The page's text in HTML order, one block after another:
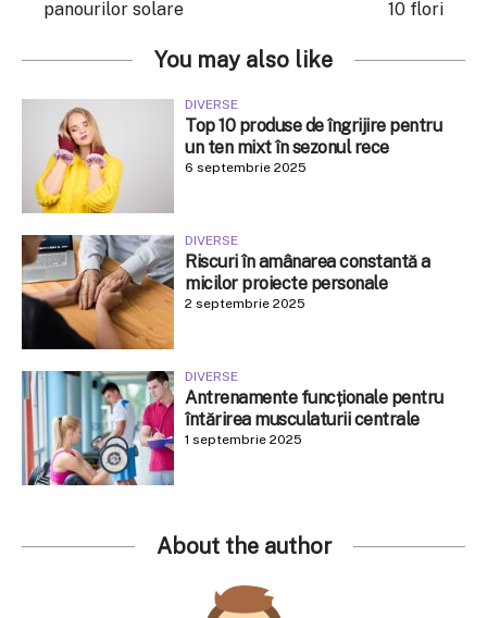
panourilor solare 10 flori
You may also like
DIVERSE
Top 10 produse de îngrijire pentru
un ten mixt în sezonul rece
6 septembrie 2025
DIVERSE
Riscuri în amânarea constantă a
micilor proiecte personale
2 septembrie 2025
DIVERSE
Antrenamente funcționale pentru
întărirea musculaturii centrale
1 septembrie 2025
About the author